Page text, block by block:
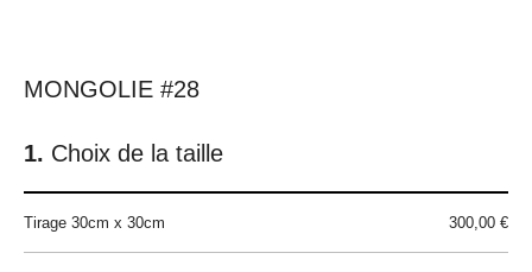
MONGOLIE #28
Choix de la taille
Tirage 30cm x 30cm 300,00 €